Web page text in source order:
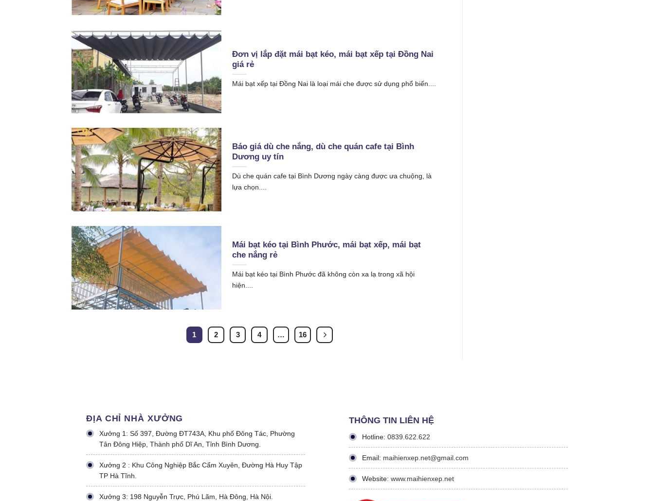
Đơn vị lắp đặt mái bạt kéo, mái bạt xếp tại Đồng Nai
giá rẻ
Mái bạt xếp tại Đồng Nai là loại mái che được sử dụng phổ biến....
Báo giá dù che nắng, dù che quán cafe tại Bình
Dương uy tín
Dù che quán cafe tại Bình Dương ngày càng được ưa chuộng, là
lựa chọn....
Mái bạt kéo tại Bình Phước, mái bạt xếp, mái bạt
che nắng rẻ
Mái bạt kéo tại Bình Phước đã không còn xa lạ trong xã hội
hiện....
1 2 3 4 … 16
ĐỊA CHỈ NHÀ XƯỞNG
Xưởng 1: Số 397, Đường ĐT743A, Khu phố Đông Tác, Phường
Tân Đông Hiệp, Thành phố Dĩ An, Tỉnh Bình Dương.
Xưởng 2 : Khu Công Nghiệp Bắc Cẩm Xuyên, Đường Hà Huy Tập
TP Hà Tĩnh.
Xưởng 3: 198 Nguyễn Trực, Phú Lãm, Hà Đông, Hà Nội.
THÔNG TIN LIÊN HỆ
Hotline: 0839.622.622
Email: maihienxep.net@gmail.com
Website: www.maihienxep.net